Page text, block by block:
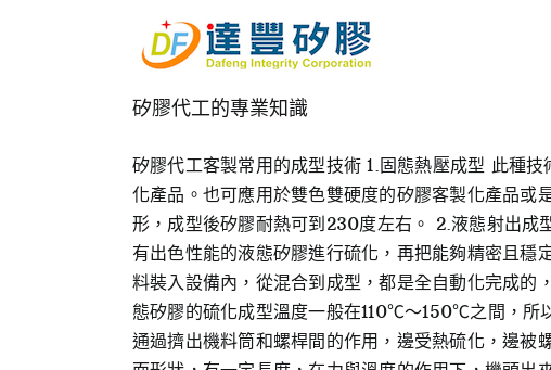
矽膠代工的專業知識
矽膠代工客製常用的成型技術 1.固態熱壓成型 此種
化產品。也可應用於雙色雙硬度的矽膠客製化產品或
形，成型後矽膠耐熱可到230度左右。 2.液態射出成
有出色性能的液態矽膠進行硫化，再把能夠精密且
料裝入設備內，從混合到成型，都是全自動化完成的
態矽膠的硫化成型溫度一般在110℃～150℃之間，所
通過擠出機料筒和螺桿間的作用，邊受熱硫化，邊被